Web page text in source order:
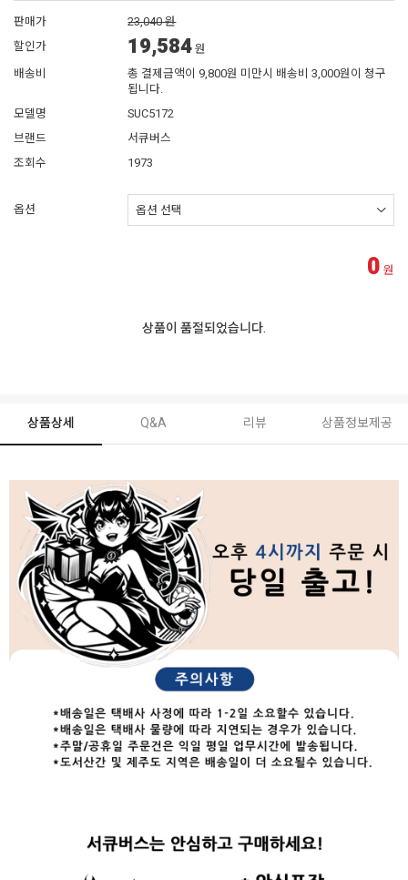
판매가
23,040 원
할인가
19,584원
배송비
총 결제금액이 9,800원 미만시 배송비 3,000원이 청구
됩니다.
모델명
SUC5172
브랜드
서큐버스
조회수
1973
옵션
0 원
상품이 품절되었습니다.
상품상세 Q&A 리뷰 상품정보제공